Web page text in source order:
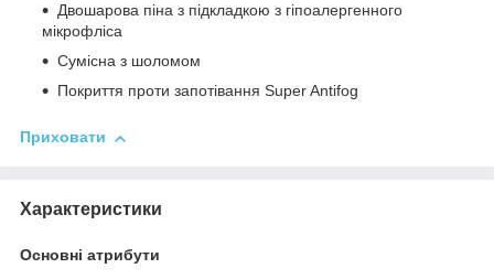
Двошарова піна з підкладкою з гіпоалергенного
мікрофліса
Сумісна з шоломом
Покриття проти запотівання Super Antifog
Приховати
Характеристики
Основні атрибути